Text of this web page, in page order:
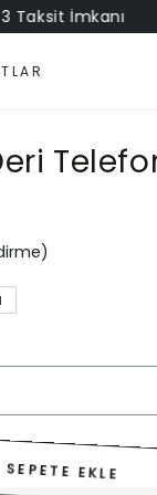
İmkanı
SEPETE EKLE